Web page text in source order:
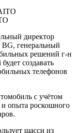
директор
BG, генеральный
решений г-н
создавать
телефонов
с учётом
и опыта роскошного
шасси из